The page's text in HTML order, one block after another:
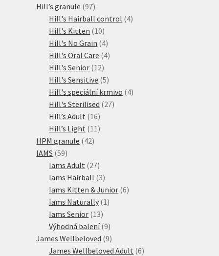
Hill’s granule 9797
produktů
Hill's Hairball control 44
Hill's Kitten 1010
produktů
Hill's No Grain 44
produkty
Hill's Oral Care 44
Hill's Senior 1212
produktů
Hill's Sensitive 55
produktů
Hill's speciální krmivo 44
Hill's Sterilised 2727
Hill’s Adult 1616
produktů
Hill’s Light 11 11
HPM granule 4242
IAMS 5959
produktů
Iams Adult 2727
produktů
Iams Hairball 33
produkty
Iams Kitten & Junior 66
Iams Naturally 1 1
Iams Senior 1313
produktů
Výhodná balení 99
produktů
James Wellbeloved 99
produktů
James Wellbeloved Adult 66